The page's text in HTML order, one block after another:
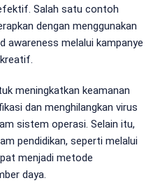
Salah satu contoh
dengan menggunakan
awareness melalui kampanye
meningkatkan keamanan
dan menghilangkan virus
sistem operasi. Selain itu,
pendidikan, seperti melalui
menjadi metode
daya.